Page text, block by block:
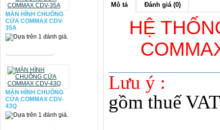
MÀN HÌNH CHUÔNG
CỬA COMMAX CDV-
35A
MÀN HÌNH CHUÔNG
CỬA COMMAX CDV-
43Q
Mô tả Đánh giá (0)
HỆ
Lưu ý
gồm thuế VAT